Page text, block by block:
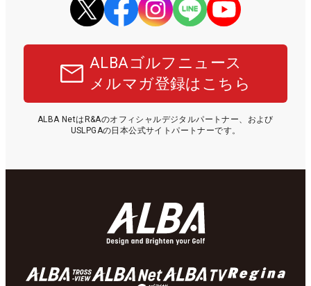
ALBAゴルフニュース
メルマガ登録はこちら
ALBA NetはR&Aのオフィシャルデジタルパートナー、および
USLPGAの日本公式サイトパートナーです。